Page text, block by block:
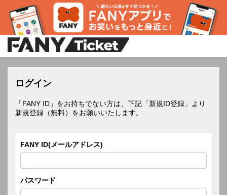
ログイン
「FANY ID」をお持ちでない方は、下記「新規ID登録」より
新規登録（無料）をお願いいたします。
FANY ID(メールアドレス)
パスワード